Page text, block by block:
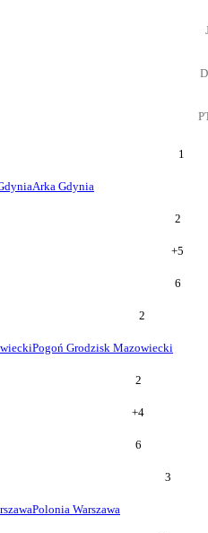
1
Arka Gdynia
2
+5
6
2
Pogoń Grodzisk Mazowiecki
2
+4
6
3
Polonia Warszawa